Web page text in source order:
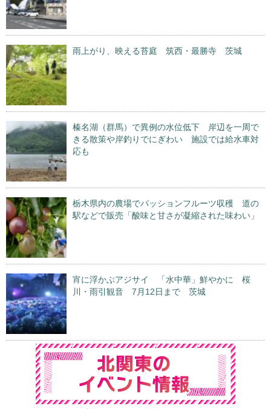
雨上がり、映える苔庭 筑西・最勝寺 茨城
榛名湖（群馬）で異例の水位低下 岸辺を一周で
きる散策や岸釣りでにぎわい 施設では給水車対
応も
栃木県内の農場でパッションフルーツ収穫 道の
駅などで販売「酸味と甘さが凝縮された味わい」
宵に浮かぶアジサイ 「水中華」鮮やかに 桜
川・雨引観音 7月12日まで 茨城